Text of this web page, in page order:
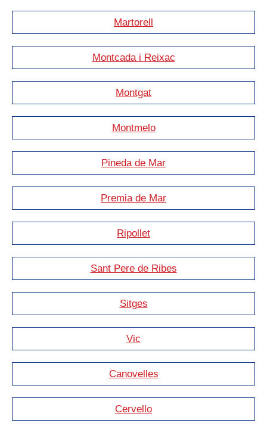
Martorell
Montcada i Reixac
Montgat
Montmelo
Pineda de Mar
Premia de Mar
Ripollet
Sant Pere de Ribes
Sitges
Vic
Canovelles
Cervello